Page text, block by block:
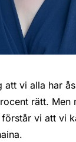
att vi alla har
rätt. Men
vi att vi